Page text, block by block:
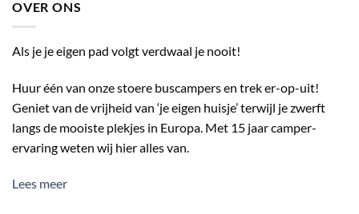
OVER ONS
Als je je eigen pad volgt verdwaal je nooit!
Huur één van onze stoere buscampers en trek er-op-uit!
Geniet van de vrijheid van ‘je eigen huisje’ terwijl je zwerft
langs de mooiste plekjes in Europa. Met 15 jaar camper-
ervaring weten wij hier alles van.
Lees meer